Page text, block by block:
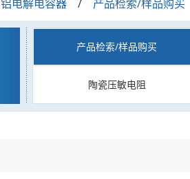
铝电解电容器 产品检索/样品购买
产品检索/样品购买
陶瓷压敏电阻